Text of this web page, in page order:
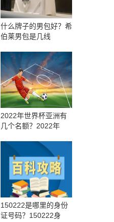
什么牌子的男包好？希
伯莱男包是几线
2022年世界杯亚洲有
几个名额？2022年
150222是哪里的身份
证号码？150222身